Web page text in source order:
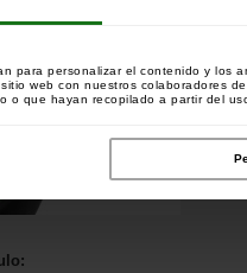
para personalizar el contenido y los
web con nuestros colaboradores
o que hayan recopilado a partir del